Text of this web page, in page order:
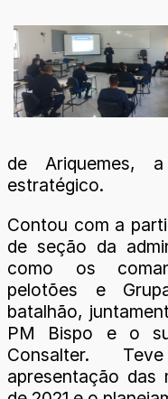
de Ariquemes,
estratégico.
Contou com a
de seção da
como os
pelotões e
batalhão,
PM Bispo e o
Consalter.
apresentação das